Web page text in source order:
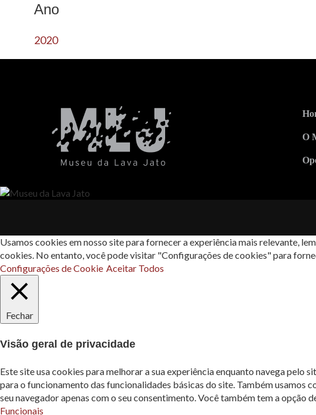
Ano
2020
O
Usamos cookies em nosso site para fornecer a experiência mais relevante,
cookies. No entanto, você pode visitar "Configurações de cookies" para
Configurações de Cookie Aceitar Todos
Fechar
Visão geral de privacidade
Este site usa cookies para melhorar a sua experiência enquanto navega pelo
para o funcionamento das funcionalidades básicas do site. Também usamos
seu navegador apenas com o seu consentimento. Você também tem a opção
Funcionais